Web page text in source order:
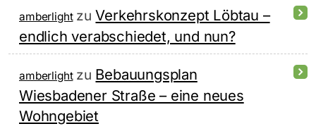
amberlightzuVerkehrskonzept Löbtau –
endlich verabschiedet, und nun?
amberlightzu Bebauungsplan
Wiesbadener Straße – eine neues
Wohngebiet